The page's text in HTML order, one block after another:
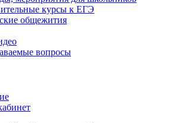
курсы к ЕГЭ
общежития
вопросы